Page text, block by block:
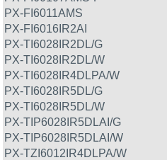
PX-FI6011AMS
PX-FI6016IR2AI
PX-TI6028IR2DL/G
PX-TI6028IR2DL/W
PX-TI6028IR4DLPA/W
PX-TI6028IR5DL/G
PX-TI6028IR5DL/W
PX-TIP6028IR5DLAI/G
PX-TIP6028IR5DLAI/W
PX-TZI6012IR4DLPA/W